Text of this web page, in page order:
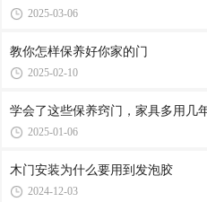
2025-03-06
教你怎样保养好你家的门
2025-02-10
学会了这些保养窍门，家具多用几
2025-01-06
木门安装为什么要用到发泡胶
2024-12-03